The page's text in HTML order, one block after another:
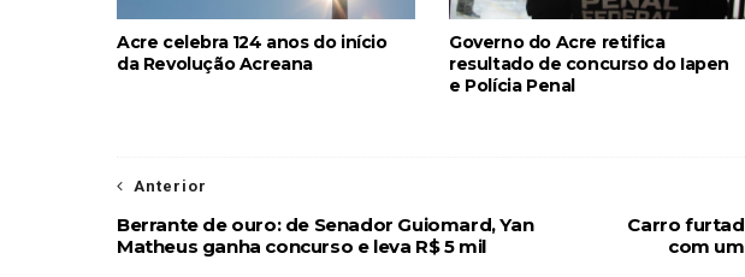
Acre celebra 124 anos do início
da Revolução Acreana
Governo do Acre retifica
resultado de concurso do Iapen
e Polícia Penal
Carro
com
Anterior
Berrante de ouro: de Senador Guiomard, Yan
Matheus ganha concurso e leva R$ 5 mil